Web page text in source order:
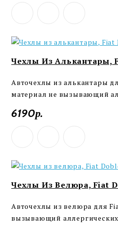
Чехлы Из Алькантары,
Авточехлы из алькантары
материал не вызывающий
6190р.
Чехлы Из Велюра, Fiat
Авточехлы из велюра для
вызывающий